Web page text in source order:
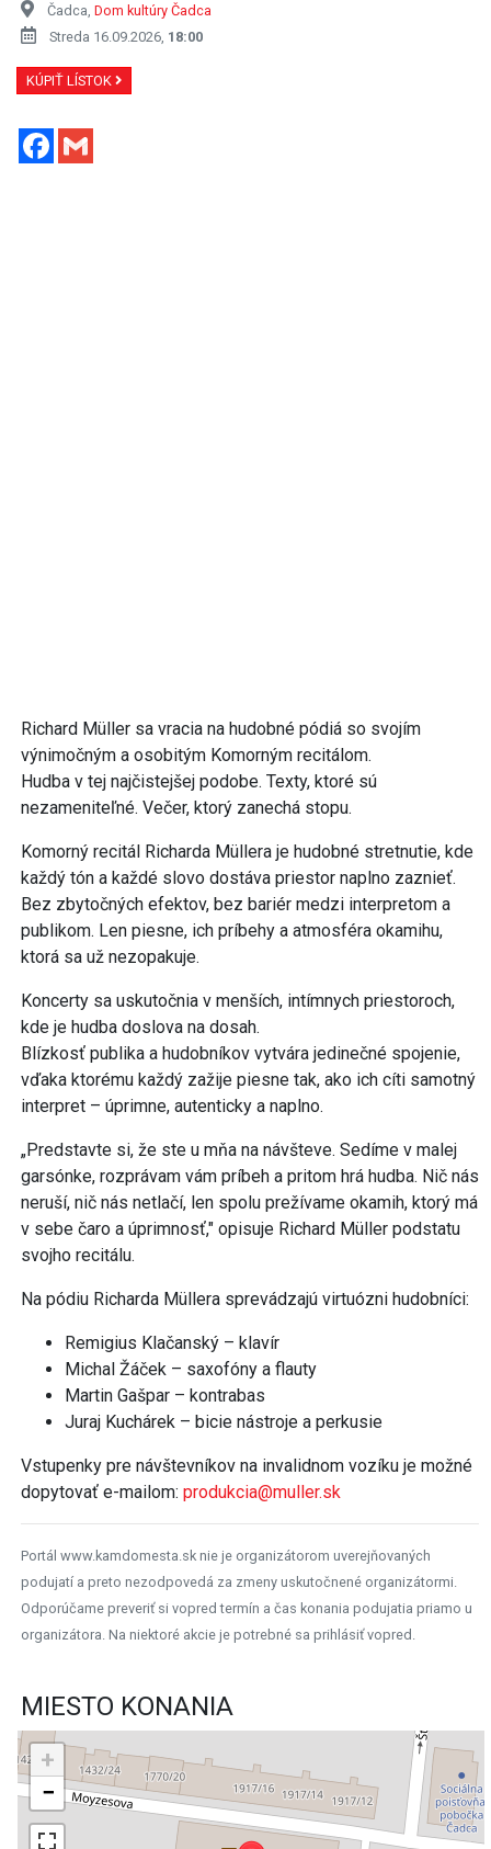
Čadca, Dom kultúry Čadca
Streda 16.09.2026, 18:00
KÚPIŤ LÍSTOK
Facebook
Richard Müller sa vracia na hudobné pódiá so svojím
výnimočným a osobitým Komorným recitálom.
Hudba v tej najčistejšej podobe. Texty, ktoré sú
nezameniteľné. Večer, ktorý zanechá stopu.
Komorný recitál Richarda Müllera je hudobné stretnutie, kde
každý tón a každé slovo dostáva priestor naplno zaznieť.
Bez zbytočných efektov, bez bariér medzi interpretom a
publikom. Len piesne, ich príbehy a atmosféra okamihu,
ktorá sa už nezopakuje.
Koncerty sa uskutočnia v menších, intímnych priestoroch,
kde je hudba doslova na dosah.
Blízkosť publika a hudobníkov vytvára jedinečné spojenie,
vďaka ktorému každý zažije piesne tak, ako ich cíti samotný
interpret – úprimne, autenticky a naplno.
„Predstavte si, že ste u mňa na návšteve. Sedíme v malej
garsónke, rozprávam vám príbeh a pritom hrá hudba. Nič nás
neruší, nič nás netlačí, len spolu prežívame okamih, ktorý má
v sebe čaro a úprimnosť," opisuje Richard Müller podstatu
svojho recitálu.
Na pódiu Richarda Müllera sprevádzajú virtuózni hudobníci:
Remigius Klačanský – klavír
Michal Žáček – saxofóny a flauty
Martin Gašpar – kontrabas
Juraj Kuchárek – bicie nástroje a perkusie
Vstupenky pre návštevníkov na invalidnom vozíku je možné
dopytovať e-mailom: produkcia@muller.sk
Portál www.kamdomesta.sk nie je organizátorom uverejňovaných
podujatí a preto nezodpovedá za zmeny uskutočnené organizátormi.
Odporúčame preveriť si vopred termín a čas konania podujatia priamo u
organizátora. Na niektoré akcie je potrebné sa prihlásiť vopred.
MIESTO KONANIA
+
−